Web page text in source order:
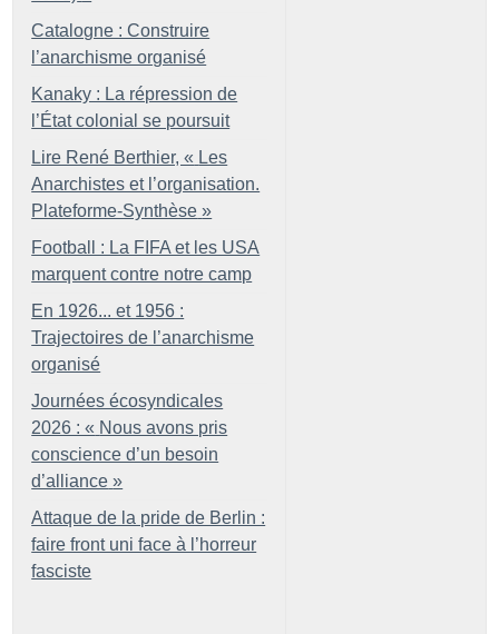
Catalogne : Construire
l’anarchisme organisé
Kanaky : La répression de
l’État colonial se poursuit
Lire René Berthier, « Les
Anarchistes et l’organisation.
Plateforme-Synthèse »
Football : La FIFA et les USA
marquent contre notre camp
En 1926... et 1956 :
Trajectoires de l’anarchisme
organisé
Journées écosyndicales
2026 : « Nous avons pris
conscience d’un besoin
d’alliance »
Attaque de la pride de Berlin :
faire front uni face à l’horreur
fasciste